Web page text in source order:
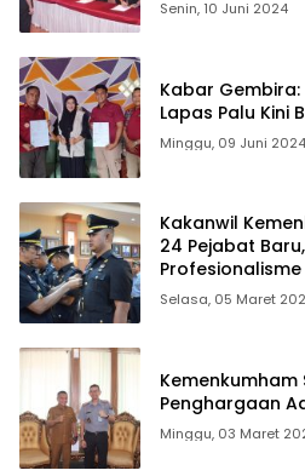
Senin, 10 Juni 2024
Kabar Gembira:
Lapas Palu Kini
Minggu, 09 Juni 2024
Kakanwil
24 Pejabat
Selasa, 05 Maret
Kemenkumham
Penghargaan
Minggu, 03 Maret